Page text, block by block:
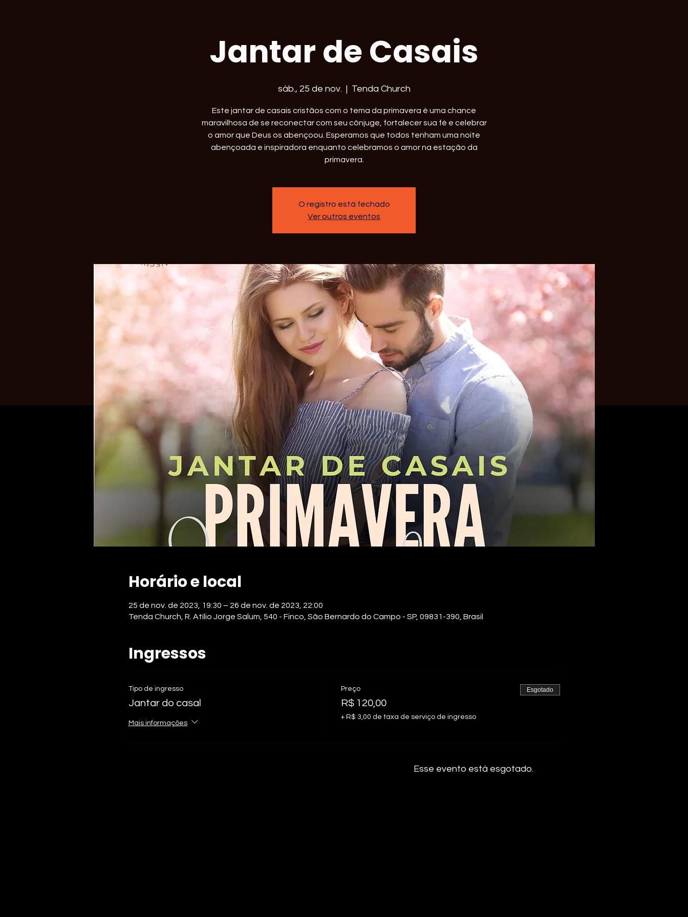
Jantar de Casais
sáb., 25 de nov.
  |
Tenda Church
Este jantar de casais cristãos com o tema da primavera é uma chance
maravilhosa de se reconectar com seu cônjuge, fortalecer sua fé e celebrar
o amor que Deus os abençoou. Esperamos que todos tenham uma noite
abençoada e inspiradora enquanto celebramos o amor na estação da
primavera.
O registro está fechado
Ver outros eventos
Horário e local
25 de nov. de 2023, 19:30 – 26 de nov. de 2023, 22:00
Tenda Church, R. Atílio Jorge Salum, 540 - Finco, São Bernardo do Campo - SP, 09831-390, Brasil
Ingressos
Tipo de ingresso
Jantar do casal
Mais informações
Preço
R$ 120,00
+ R$ 3,00 de taxa de serviço de ingresso
Esgotado
Esse evento está esgotado.